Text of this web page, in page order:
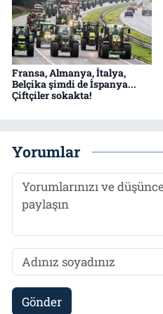
Fransa, Almanya, İtalya,
Belçika şimdi de İspanya...
Çiftçiler sokakta!
Yorumlar
Gönder